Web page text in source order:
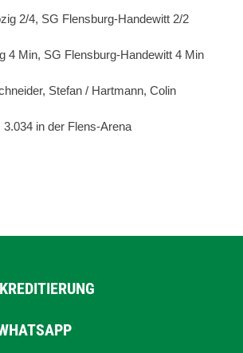
2/4, SG Flensburg-Handewitt 2/2
4 Min, SG Flensburg-Handewitt 4 Min
Stefan / Hartmann, Colin
3.034 in der Flens-Arena